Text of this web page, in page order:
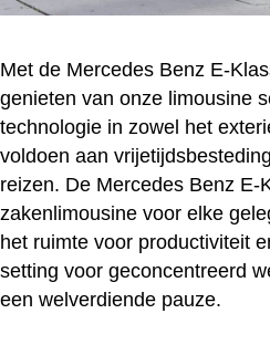
Met de Mercedes Benz E-
genieten van onze limousine
technologie in zowel het
voldoen aan
reizen. De Mercedes Benz E-
zakenlimousine voor elke
het ruimte voor productiviteit
setting voor geconcentreerd
een welverdiende pauze.